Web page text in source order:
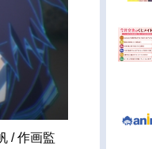
/ 作画監